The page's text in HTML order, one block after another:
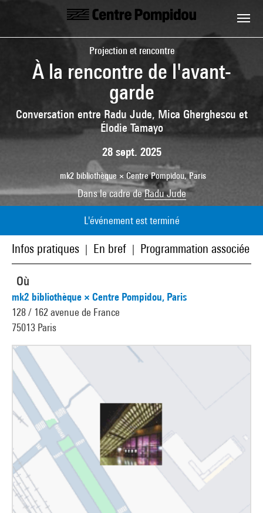
Aller au contenu principal
Centre Pompidou
Projection et rencontre
À la rencontre de l'avant-
garde
Conversation entre Radu Jude, Mica Gherghescu et
Élodie Tamayo
28 sept. 2025
mk2 bibliothèque × Centre Pompidou, Paris
Dans le cadre deRadu Jude
L'événement est terminé
Infos pratiques En bref Programmation associée
Où
mk2 bibliothèque × Centre Pompidou, Paris
128 / 162 avenue de France
75013 Paris